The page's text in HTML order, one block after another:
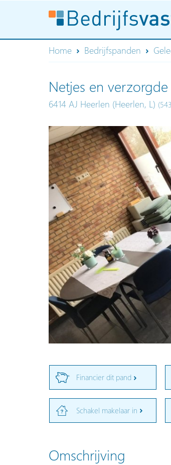
Home Bedrijfspanden
Netjes en
6414 AJ Heerlen (Heerlen, L)
Financier dit pand
Schakel makelaar in
Omschrijving